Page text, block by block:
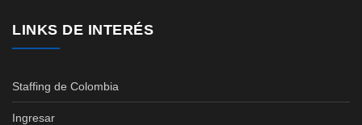
LINKS DE INTERÉS
Staffing de Colombia
Ingresar